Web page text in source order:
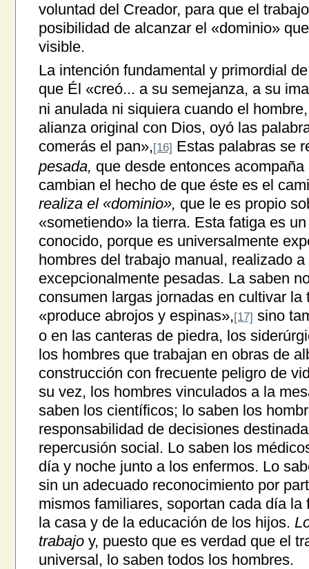
voluntad del Creador, para que el
posibilidad de alcanzar el «dominio»
visible.
La intención fundamental y primordial
que Él «creó... a su semejanza, a su
ni anulada ni siquiera cuando el
alianza original con Dios, oyó las
comerás el pan»,[16] Estas palabras se
pesada, que desde entonces
cambian el hecho de que éste es el
realiza el «dominio», que le es propio
«sometiendo» la tierra. Esta fatiga es
conocido, porque es universalmente
hombres del trabajo manual, realizado
excepcionalmente pesadas. La saben
consumen largas jornadas en cultivar la
«produce abrojos y espinas»,[17] sino
o en las canteras de piedra, los
los hombres que trabajan en obras de
construcción con frecuente peligro de
su vez, los hombres vinculados a la
saben los científicos; lo saben los
responsabilidad de decisiones
repercusión social. Lo saben los
día y noche junto a los enfermos. Lo
sin un adecuado reconocimiento por
mismos familiares, soportan cada día
la casa y de la educación de los hijos.
trabajoy, puesto que es verdad que el
universal, lo saben todos los hombres.